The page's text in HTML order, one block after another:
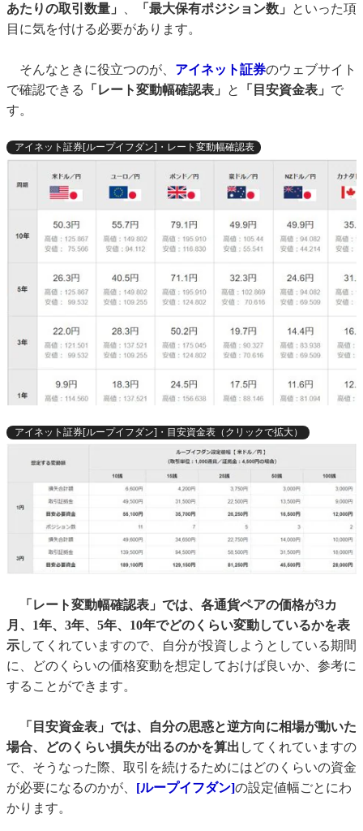
あたりの取引数量」
「最大保有ポジション数」
といった項
目に気を付ける必要があります。
そんなときに役立つのが、 アイネット証券のウェブサイト
で確認できる
「レート変動幅確認表」 と 「目安資金表」 で
す。
アイネット証券[ループイフダン]・レート変動幅確認表
アイネット証券[ループイフダン]・目安資金表（クリックで拡大）
「レート変動幅確認表」では、各通貨ペアの価格が3カ
月、1年、3年、5年、10年でどのくらい変動しているかを表
示してくれていますので、自分が投資しようとしている期間
に、どのくらいの価格変動を想定しておけば良いか、参考に
することができます。
「目安資金表」では、自分の思惑と逆方向に相場が動いた
場合、どのくらい損失が出るのかを算出 してくれていますの
で、そうなった際、取引を続けるためにはどのくらいの資金
が必要になるのかが、 [ループイフダン]の設定値幅ごとにわ
かります。